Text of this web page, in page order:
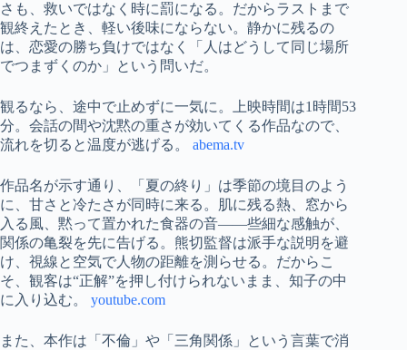
さも、救いではなく時に罰になる。だからラストまで
観終えたとき、軽い後味にならない。静かに残るの
は、恋愛の勝ち負けではなく「人はどうして同じ場所
でつまずくのか」という問いだ。
観るなら、途中で止めずに一気に。上映時間は1時間53
分。会話の間や沈黙の重さが効いてくる作品なので、
流れを切ると温度が逃げる。 abema.tv
作品名が示す通り、「夏の終り」は季節の境目のよう
に、甘さと冷たさが同時に来る。肌に残る熱、窓から
入る風、黙って置かれた食器の音——些細な感触が、
関係の亀裂を先に告げる。熊切監督は派手な説明を避
け、視線と空気で人物の距離を測らせる。だからこ
そ、観客は“正解”を押し付けられないまま、知子の中
に入り込む。 youtube.com
また、本作は「不倫」や「三角関係」という言葉で消